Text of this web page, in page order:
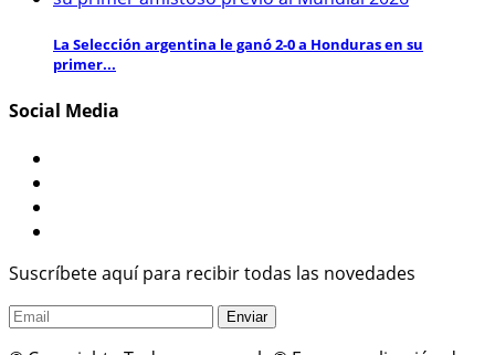
La Selección argentina le ganó 2-0 a Honduras en su
primer...
Social Media
Suscríbete aquí para recibir todas las novedades